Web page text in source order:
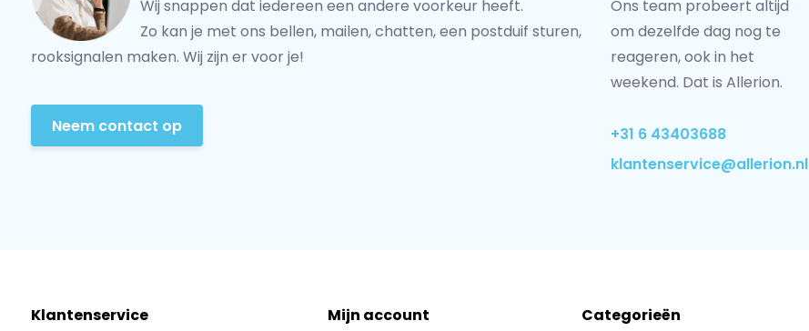
Wij snappen dat iedereen een andere voorkeur heeft.
Zo kan je met ons bellen, mailen, chatten, een postduif sturen,
rooksignalen maken. Wij zijn er voor je!
Neem contact op
Ons team probeert altijd
om dezelfde dag nog te
reageren, ook in het
weekend. Dat is Allerion.
+31 6 43403688
klantenservice@allerion.nl
Klantenservice Mijn account Categorieën